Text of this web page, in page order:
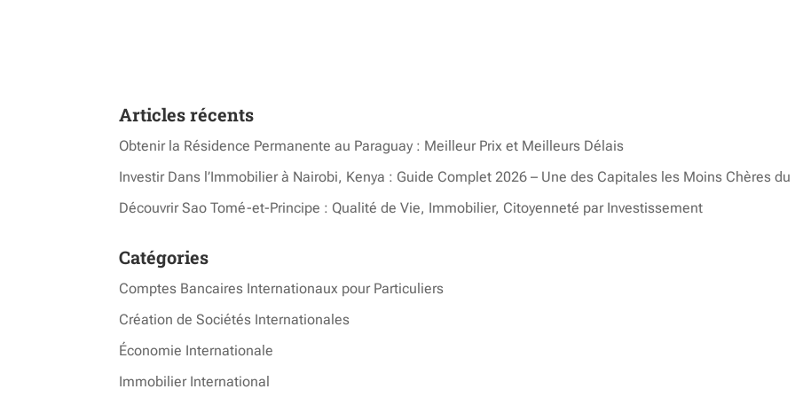
Articles récents
Obtenir la Résidence Permanente au Paraguay : Meilleur Prix et Meilleurs Délais
Investir Dans l’Immobilier à Nairobi, Kenya : Guide Complet 2026 – Une des Capitales les Moins Chères
Découvrir Sao Tomé-et-Principe : Qualité de Vie, Immobilier, Citoyenneté par Investissement
Catégories
Comptes Bancaires Internationaux pour Particuliers
Création de Sociétés Internationales
Économie Internationale
Immobilier International